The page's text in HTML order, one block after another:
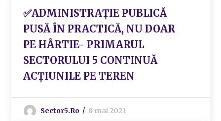
✅ADMINISTRAȚIE PUBLICĂ
PUSĂ ÎN PRACTICĂ, NU DOAR
PE HÂRTIE- PRIMARUL
SECTORULUI 5 CONTINUĂ
ACȚIUNILE PE TEREN
Sector5.ro 8 mai 2021